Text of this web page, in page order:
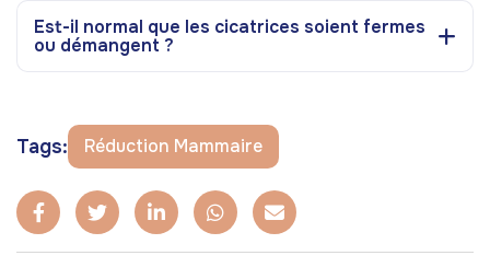
Est-il normal que les cicatrices soient fermes
ou démangent ?
Tags: Réduction Mammaire